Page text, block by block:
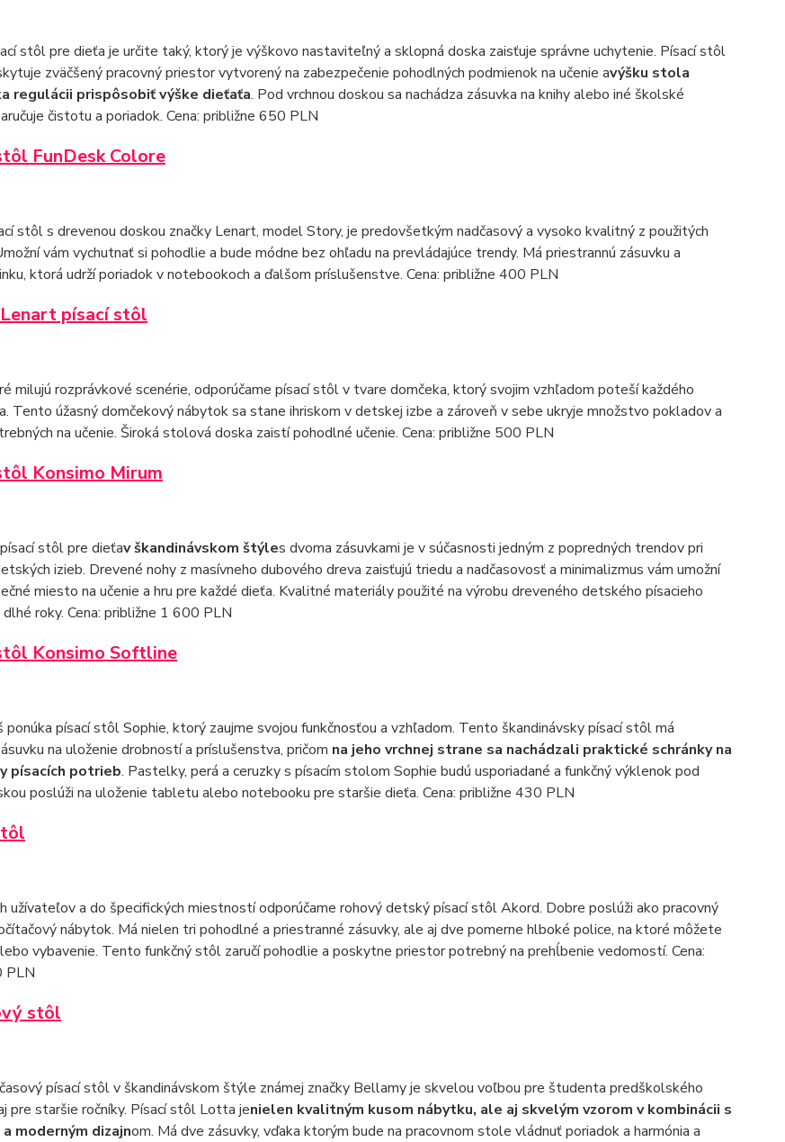
stôl pre dieťa je určite taký, ktorý je výškovo nastaviteľný a sklopná doska zaisťuje správne uchytenie. Písací stôl
zväčšený pracovný priestor vytvorený na zabezpečenie pohodlných podmienok na učenie avýšku stola
regulácii prispôsobiť výške dieťaťa. Pod vrchnou doskou sa nachádza zásuvka na knihy alebo iné školské
čistotu a poriadok. Cena: približne 650 PLN
FunDesk Colore
stôl s drevenou doskou značky Lenart, model Story, je predovšetkým nadčasový a vysoko kvalitný z použitých
vám vychutnať si pohodlie a bude módne bez ohľadu na prevládajúce trendy. Má priestrannú zásuvku a
ktorá udrží poriadok v notebookoch a ďalšom príslušenstve. Cena: približne 400 PLN
písací stôl
milujú rozprávkové scenérie, odporúčame písací stôl v tvare domčeka, ktorý svojim vzhľadom poteší každého
Tento úžasný domčekový nábytok sa stane ihriskom v detskej izbe a zároveň v sebe ukryje množstvo pokladov a
na učenie. Široká stolová doska zaistí pohodlné učenie. Cena: približne 500 PLN
Konsimo Mirum
stôl pre dieťav škandinávskom štýles dvoma zásuvkami je v súčasnosti jedným z popredných trendov pri
izieb. Drevené nohy z masívneho dubového dreva zaisťujú triedu a nadčasovosť a minimalizmus vám umožní
miesto na učenie a hru pre každé dieťa. Kvalitné materiály použité na výrobu dreveného detského písacieho
roky. Cena: približne 1 600 PLN
Konsimo Softline
ponúka písací stôl Sophie, ktorý zaujme svojou funkčnosťou a vzhľadom. Tento škandinávsky písací stôl má
na uloženie drobností a príslušenstva, pričom na jeho vrchnej strane sa nachádzali praktické schránky na
písacích potrieb. Pastelky, perá a ceruzky s písacím stolom Sophie budú usporiadané a funkčný výklenok pod
poslúži na uloženie tabletu alebo notebooku pre staršie dieťa. Cena: približne 430 PLN
užívateľov a do špecifických miestností odporúčame rohový detský písací stôl Akord. Dobre poslúži ako pracovný
nábytok. Má nielen tri pohodlné a priestranné zásuvky, ale aj dve pomerne hlboké police, na ktoré môžete
vybavenie. Tento funkčný stôl zaručí pohodlie a poskytne priestor potrebný na prehĺbenie vedomostí. Cena:
PLN
stôl
písací stôl v škandinávskom štýle známej značky Bellamy je skvelou voľbou pre študenta predškolského
pre staršie ročníky. Písací stôl Lotta jenielen kvalitným kusom nábytku, ale aj skvelým vzorom v kombinácii s
moderným dizajnom. Má dve zásuvky, vďaka ktorým bude na pracovnom stole vládnuť poriadok a harmónia a